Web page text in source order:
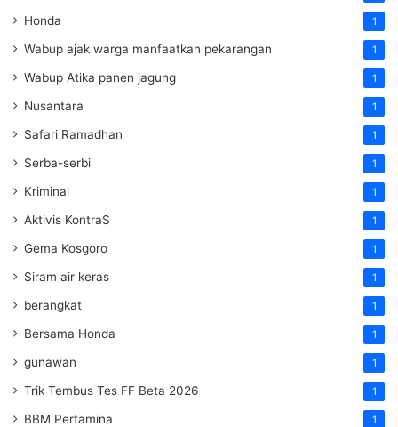
Honda 1
Wabup ajak warga manfaatkan pekarangan 1
Wabup Atika panen jagung 1
Nusantara 1
Safari Ramadhan 1
Serba-serbi 1
Kriminal 1
Aktivis KontraS 1
Gema Kosgoro 1
Siram air keras 1
berangkat 1
Bersama Honda 1
gunawan 1
Trik Tembus Tes FF Beta 2026 1
BBM Pertamina 1